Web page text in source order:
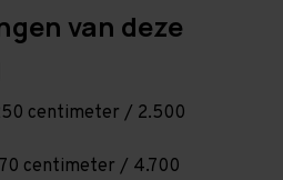
van deze
centimeter / 2.500
centimeter / 4.700